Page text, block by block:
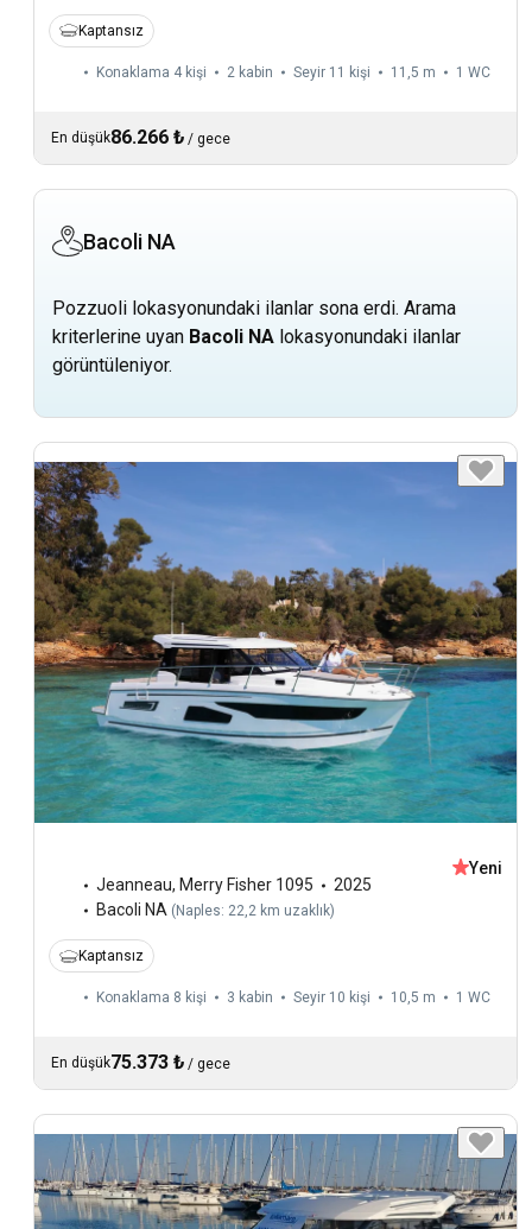
Kaptansız
Konaklama 4 kişi 2 kabin Seyir 11 kişi 11,5 m 1 WC
En düşük86.266 ₺ / gece
Bacoli NA
Pozzuoli lokasyonundaki ilanlar sona erdi. Arama
kriterlerine uyan Bacoli NA lokasyonundaki ilanlar
görüntüleniyor.
Jeanneau, Merry Fisher 1095
2025
Bacoli NA ( Naples: 22,2 km uzaklık)
Yeni
Kaptansız
Konaklama 8 kişi 3 kabin Seyir 10 kişi 10,5 m 1 WC
En düşük75.373 ₺ / gece